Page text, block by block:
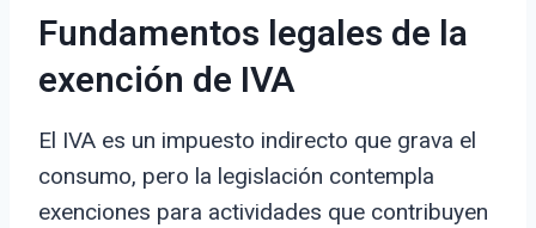
Fundamentos legales de la
exención de IVA
El IVA es un impuesto indirecto que grava el
consumo, pero la legislación contempla
exenciones para actividades que contribuyen